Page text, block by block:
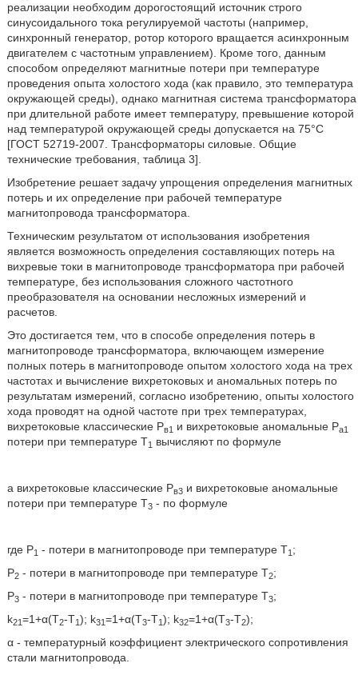
реализации необходим дорогостоящий источник строго
синусоидального тока регулируемой частоты (например,
синхронный генератор, ротор которого вращается асинхронным
двигателем с частотным управлением). Кроме того, данным
способом определяют магнитные потери при температуре
проведения опыта холостого хода (как правило, это температура
окружающей среды), однако магнитная система трансформатора
при длительной работе имеет температуру, превышение которой
над температурой окружающей среды допускается на 75°С
[ГОСТ 52719-2007. Трансформаторы силовые. Общие
технические требования, таблица 3].
Изобретение решает задачу упрощения определения магнитных
потерь и их определение при рабочей температуре
магнитопровода трансформатора.
Техническим результатом от использования изобретения
является возможность определения составляющих потерь на
вихревые токи в магнитопроводе трансформатора при рабочей
температуре, без использования сложного частотного
преобразователя на основании несложных измерений и
расчетов.
Это достигается тем, что в способе определения потерь в
магнитопроводе трансформатора, включающем измерение
полных потерь в магнитопроводе опытом холостого хода на трех
частотах и вычисление вихретоковых и аномальных потерь по
результатам измерений, согласно изобретению, опыты холостого
хода проводят на одной частоте при трех температурах,
вихретоковые классические Рв1 и вихретоковые аномальные Ра1
потери при температуре Т1 вычисляют по формуле
а вихретоковые классические Рв3и вихретоковые аномальные
потери при температуре Т3- по формуле
где Р1 - потери в магнитопроводе при температуре Т1 ;
Р2- потери в магнитопроводе при температуре Т2;
Р3- потери в магнитопроводе при температуре Т3;
k21=1+α(Т2-Т1); k31=1+α(T3-T1); k32=1+α(Т3-Т2);
α - температурный коэффициент электрического сопротивления
стали магнитопровода.